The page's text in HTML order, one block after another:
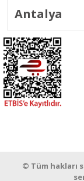
Antalya
© Tüm hakları